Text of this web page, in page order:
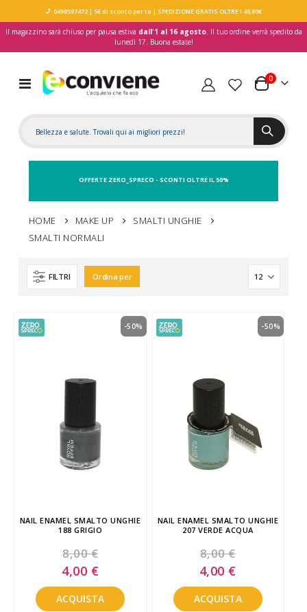
0498597472| 5€ di sconto per te| SPEDIZIONE GRATIS OLTRE I 49,90€
Il magazzino sarà chiuso per pausa estiva dall'1 al 16 agosto. Il tuo ordine verrà spedito da
lunedì 17. Buona estate!
Toggle
Nav
Carrello
0elementi
OFFERTE ZERO_SPRECO - SCONTI OLTRE IL 50%
HOME MAKE UP
SMALTI UNGHIE
SMALTI NORMALI
FILTRI Ordina per
NAIL ENAMEL SMALTO UNGHIE
188 GRIGIO
8,00 €
-50%
Special
Price
4,00 €
ACQUISTA
NAIL ENAMEL SMALTO UNGHIE
207 VERDE ACQUA
8,00 €
-50%
Special
Price
4,00 €
ACQUISTA